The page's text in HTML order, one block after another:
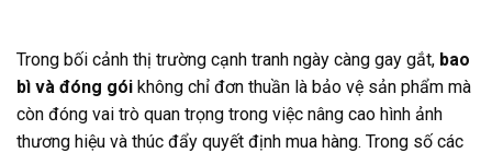
Trong bối cảnh thị trường cạnh tranh ngày càng gay gắt, bao
bì và đóng gói không chỉ đơn thuần là bảo vệ sản phẩm mà
còn đóng vai trò quan trọng trong việc nâng cao hình ảnh
thương hiệu và thúc đẩy quyết định mua hàng. Trong số các